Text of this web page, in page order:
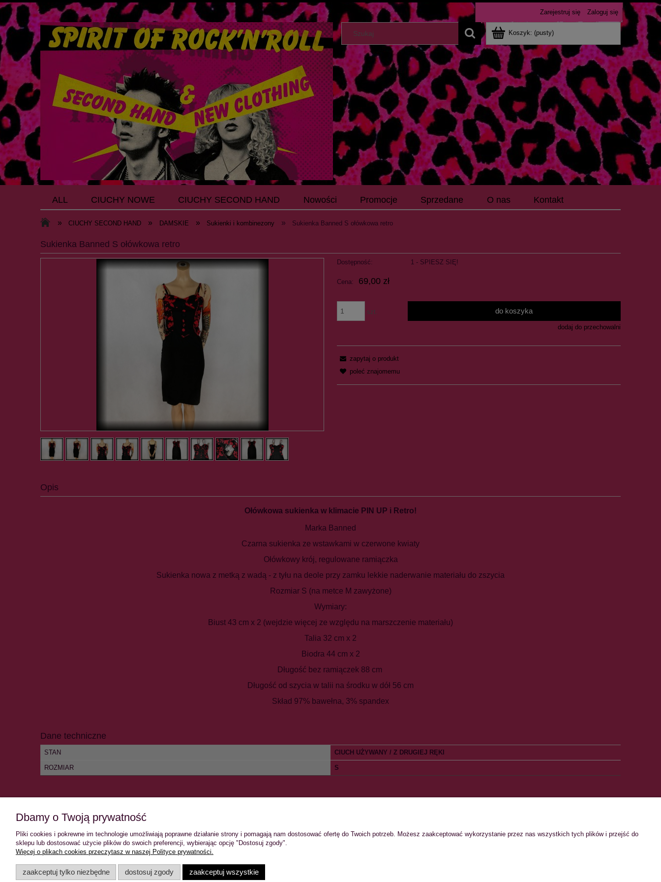
Zarejestruj się Zaloguj się
Koszyk: (pusty)
ALL CIUCHY NOWE CIUCHY SECOND HAND Nowości Promocje Sprzedane O nas Kontakt
» CIUCHY SECOND HAND » DAMSKIE » Sukienki i kombinezony » Sukienka Banned S ołówkowa retro
Sukienka Banned S ołówkowa retro
Dostępność: 1 - SPIESZ SIĘ!
Cena: 69,00 zł
szt. do koszyka
dodaj do przechowalni
zapytaj o produkt
poleć znajomemu
Opis
Ołówkowa sukienka w klimacie PIN UP i Retro!
Marka Banned
Czarna sukienka ze wstawkami w czerwone kwiaty
Ołówkowy krój, regulowane ramiączka
Sukienka nowa z metką z wadą - z tyłu na deole przy zamku lekkie naderwanie materiału do zszycia
Rozmiar S (na metce M zawyżone)
Wymiary:
Biust 43 cm x 2 (wejdzie więcej ze względu na marszczenie materiału)
Talia 32 cm x 2
Biodra 44 cm x 2
Długość bez ramiączek 88 cm
Długość od szycia w talii na środku w dół 56 cm
Skład 97% bawełna, 3% spandex
Dane techniczne
STAN CIUCH UŻYWANY / Z DRUGIEJ RĘKI
ROZMIAR S
INFORMACJE
Regulamin
Polityka prywatności
Zwroty i reklamacje
Zwróć zamówienie
Twoje zamówienia
Ustawienia konta
Przechowalnia
Formy płatności
Kontakt
Dbamy o Twoją prywatność
Pliki cookies i pokrewne im technologie umożliwiają poprawne działanie strony i pomagają nam dostosować ofertę do Twoich potrzeb. Możesz zaakceptować wykorzystanie przez nas wszystkich tych plików i przejść do
sklepu lub dostosować użycie plików do swoich preferencji, wybierając opcję "Dostosuj zgody".
Więcej o plikach cookies przeczytasz w naszej Polityce prywatności.
zaakceptuj tylko niezbędne dostosuj zgody zaakceptuj wszystkie